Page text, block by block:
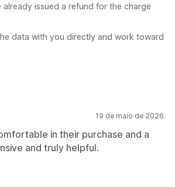
issued a refund for the charge
data with you directly and work toward
19 de maio de 2026
in their purchase and a
and truly helpful.